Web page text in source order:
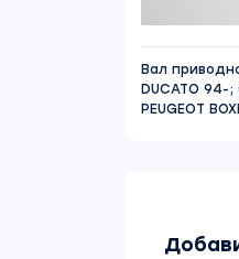
Вал
DUCATO 94-;
PEUGEOT